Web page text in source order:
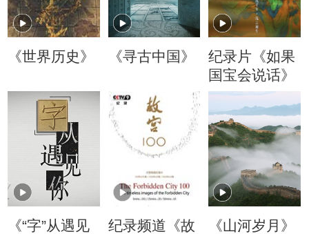
《世界历史》 《寻古中国》
纪录片《如果
国宝会说话》
《“字”从遇见
纪录频道《故
《山河岁月》